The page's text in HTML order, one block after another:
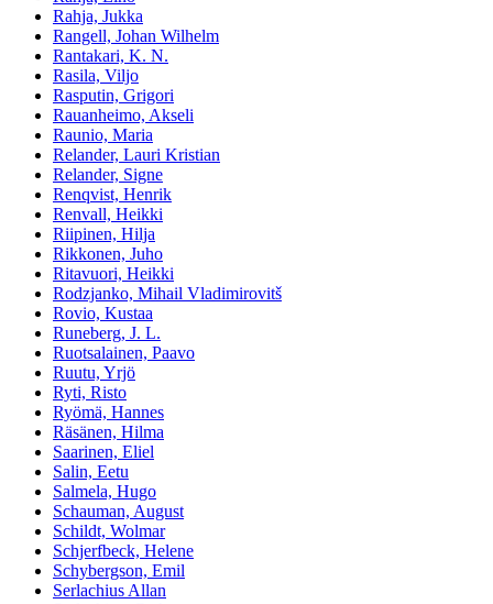
Rahja, Jukka
Rangell, Johan Wilhelm
Rantakari, K. N.
Rasila, Viljo
Rasputin, Grigori
Rauanheimo, Akseli
Raunio, Maria
Relander, Lauri Kristian
Relander, Signe
Renqvist, Henrik
Renvall, Heikki
Riipinen, Hilja
Rikkonen, Juho
Ritavuori, Heikki
Rodzjanko, Mihail Vladimirovitš
Rovio, Kustaa
Runeberg, J. L.
Ruotsalainen, Paavo
Ruutu, Yrjö
Ryti, Risto
Ryömä, Hannes
Räsänen, Hilma
Saarinen, Eliel
Salin, Eetu
Salmela, Hugo
Schauman, August
Schildt, Wolmar
Schjerfbeck, Helene
Schybergson, Emil
Serlachius Allan